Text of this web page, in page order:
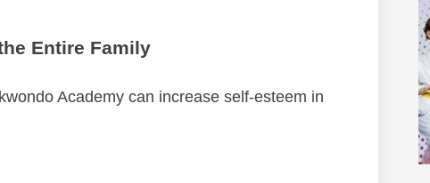
Entire Family
Academy саn іnсrеаѕе ѕеlf-еѕtееm іn